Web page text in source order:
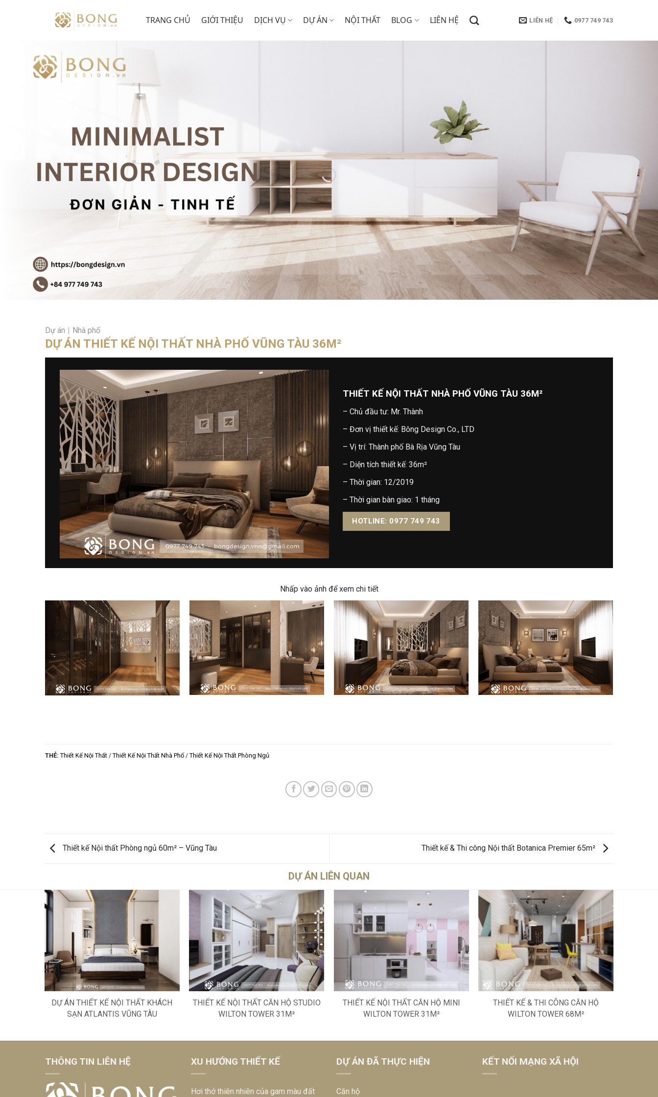
TRANG CHỦ GIỚI THIỆU DỊCH VỤ DỰ ÁN NỘI THẤT BLOG LIÊN HỆ LIÊN HỆ 0977 749 743
Dự án | Nhà phố
DỰ ÁN THIẾT KẾ NỘI THẤT NHÀ PHỐ VŨNG TÀU 36M²
THIẾT KẾ NỘI THẤT NHÀ PHỐ VŨNG TÀU 36M²
– Chủ đầu tư: Mr. Thành
– Đơn vị thiết kế: Bông Design Co., LTD
– Vị trí: Thành phố Bà Rịa Vũng Tàu
– Diện tích thiết kế: 36m²
– Thời gian: 12/2019
– Thời gian bàn giao: 1 tháng
HOTLINE: 0977 749 743
Nhấp vào ảnh để xem chi tiết
THẺ: Thiết Kế Nội Thất / Thiết Kế Nội Thất Nhà Phố / Thiết Kế Nội Thất Phòng Ngủ
Thiết kế Nội thất Phòng ngủ 60m² – Vũng Tàu Thiết kế & Thi công Nội thất Botanica Premier 65m²
DỰ ÁN LIÊN QUAN
DỰ ÁN THIẾT KẾ NỘI THẤT KHÁCH
SẠN ATLANTIS VŨNG TÀU
THIẾT KẾ NỘI THẤT CĂN HỘ STUDIO
WILTON TOWER 31M²
THIẾT KẾ NỘI THẤT CĂN HỘ MINI
WILTON TOWER 31M²
THIẾT KẾ & THI CÔNG CĂN HỘ
WILTON TOWER 68M²
THÔNG TIN LIÊN HỆ XU HƯỚNG THIẾT KẾ
Hơi thở thiên nhiên của gam màu đất
DỰ ÁN ĐÃ THỰC HIỆN
Căn hộ
KẾT NỐI MẠNG XÃ HỘI